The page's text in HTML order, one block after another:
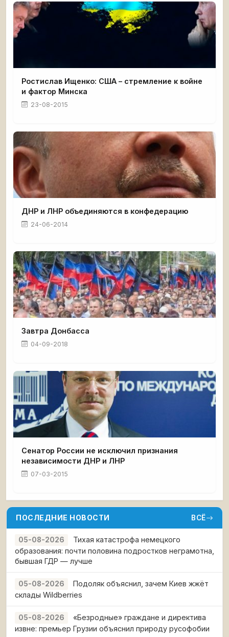
Ростислав Ищенко: США – стремление к войне
и фактор Минска
23-08-2015
ДНР и ЛНР объединяются в конфедерацию
24-06-2014
Завтра Донбасса
04-09-2018
Сенатор России не исключил признания
независимости ДНР и ЛНР
07-03-2015
ПОСЛЕДНИЕ НОВОСТИ ВСЁ
05-08-2026
Тихая катастрофа немецкого
образования: почти половина подростков неграмотна,
бывшая ГДР — лучше
05-08-2026
Подоляк объяснил, зачем Киев жжёт
склады Wildberries
05-08-2026
«Безродные» граждане и директива
извне: премьер Грузии объяснил природу русофобии